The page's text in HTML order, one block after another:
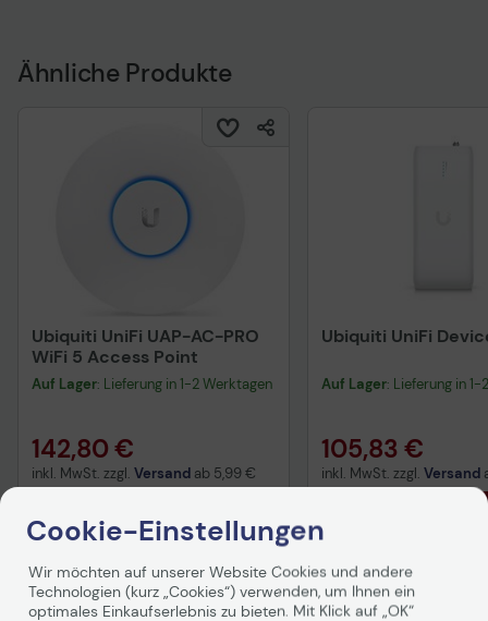
Ähnliche Produkte
Ubiquiti UniFi UAP-AC-PRO
WiFi 5 Access Point
Auf Lager: Lieferung in 1-2 Werktagen
142,80 €
inkl. MwSt. zzgl. Versand ab 5,99 €
Ubiquiti UniFi
Auf Lager: Lieferung in
105,83 €
inkl. MwSt. zzgl. Versand
Cookie-Einstellungen
Wir möchten auf unserer Website Cookies und andere
Technologien (kurz „Cookies“) verwenden, um Ihnen ein
optimales Einkaufserlebnis zu bieten. Mit Klick auf „OK“